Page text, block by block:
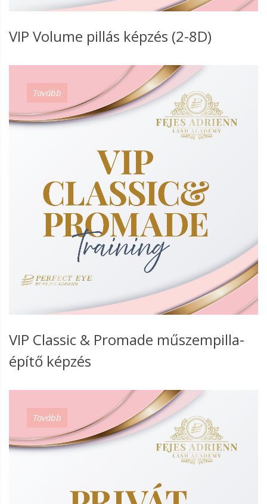
VIP Volume pillás képzés (2-8D)
Tovább
VIP Classic & Promade műszempilla-
építő képzés
Tovább